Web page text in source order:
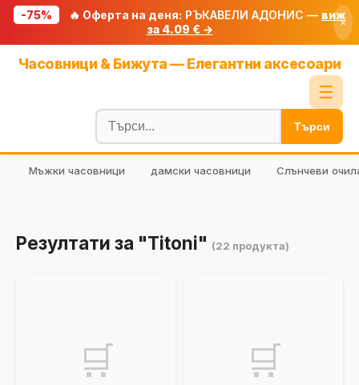
-75% 🔥 Оферта на деня: РЪКАВЕЛИ АДОНИС — виж
за 4.09 € →
×
Часовници & Бижута — Елегантни аксесоари
☰
Блог
🧮 Калкулатори
🔍 Намери продукт
🎟️ Купони
Търси
Мъжки часовници дамски часовници Слънчеви
Резултати за "Titoni" (22 продукта)
🛒 🛒